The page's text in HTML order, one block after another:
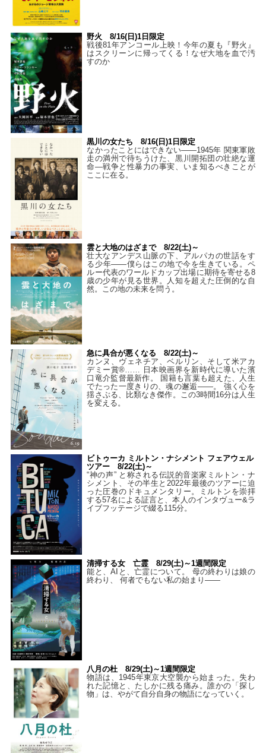
野火 8/16(日)1日限定
戦後81年アンコール上映！今年の夏も『野火』
はスクリーンに帰ってくる！なぜ大地を血で汚
すのか
黒川の女たち 8/16(日)1日限定
なかったことにはできない——1945年 関東軍敗
走の満州で待ちうけた、黒川開拓団の壮絶な運
命―戦争と性暴力の事実、いま知るべきことが
ここに在る。
雲と大地のはざまで 8/22(土)～
壮大なアンデス山脈の下、アルパカの世話をす
る少年――僕らはこの地で今を生きている。ペ
ルー代表のワールドカップ出場に期待を寄せる8
歳の少年が見る世界。人知を超えた圧倒的な自
然。この地の未来を問う。
急に具合が悪くなる 8/22(土)～
カンヌ、ヴェネチア、ベルリン、そして米アカ
デミー賞®…… 日本映画界を新時代に導いた濱
口竜介監督最新作。 国籍も言葉も超えた、人生
でたった一度きりの、魂の邂逅――。 強く心を
揺さぶる、比類なき傑作。この3時間16分は人生
を変える。
ビトゥーカ ミルトン・ナシメント フェアウェル
ツアー 8/22(土)～
“神の声” と称される伝説的音楽家ミルトン・ナ
シメント、その半生と2022年最後のツアーに迫
った圧巻のドキュメンタリー。ミルトンを崇拝
する57名による証言と、本人のインタヴュー&ラ
イブフッテージで綴る115分。
清掃する女 亡霊 8/29(土)～1週間限定
能と、AIと、亡霊について。 母の終わりは娘の
終わり、 何者でもない私の始まり――
八月の杜 8/29(土)～1週間限定
物語は、1945年東京大空襲から始まった。失わ
れた記憶と、たしかに残る痛み。誰かの「探し
物」は、やがて自分自身の物語になっていく。